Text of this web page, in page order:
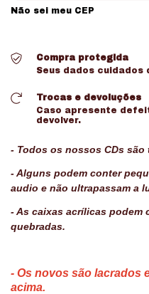
Não sei meu CEP
Compra protegida
Seus dados
Trocas e devoluções
Caso apresente
devolver.
- Todos os nossos CDs são
- Alguns podem conter
audio e não ultrapassam a
- As caixas acrílicas podem
quebradas.
- Os novos são lacrados
acima.